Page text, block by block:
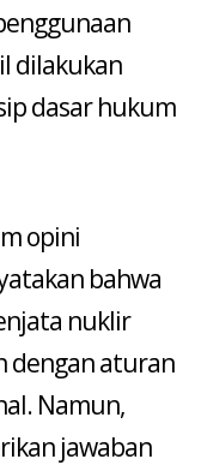
dilakukan
dasar hukum
opini
bahwa
nuklir
dengan aturan
Namun,
jawaban